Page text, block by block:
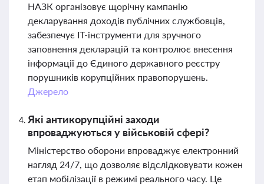
НАЗК організовує щорічну кампанію
декларування доходів публічних службовців,
забезпечує ІТ-інструменти для зручного
заповнення декларацій та контролює внесення
інформації до Єдиного державного реєстру
порушників корупційних правопорушень.
Джерело
Які антикорупційні заходи
впроваджуються у військовій сфері?
Міністерство оборони впроваджує електронний
нагляд 24/7, що дозволяє відслідковувати кожен
етап мобілізації в режимі реального часу. Це